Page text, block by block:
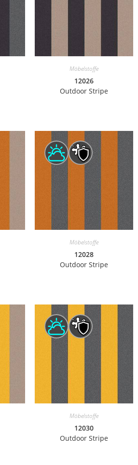
Möbelstoffe
12026
Outdoor Stripe
Möbelstoffe
12028
Outdoor Stripe
Möbelstoffe
12030
Outdoor Stripe